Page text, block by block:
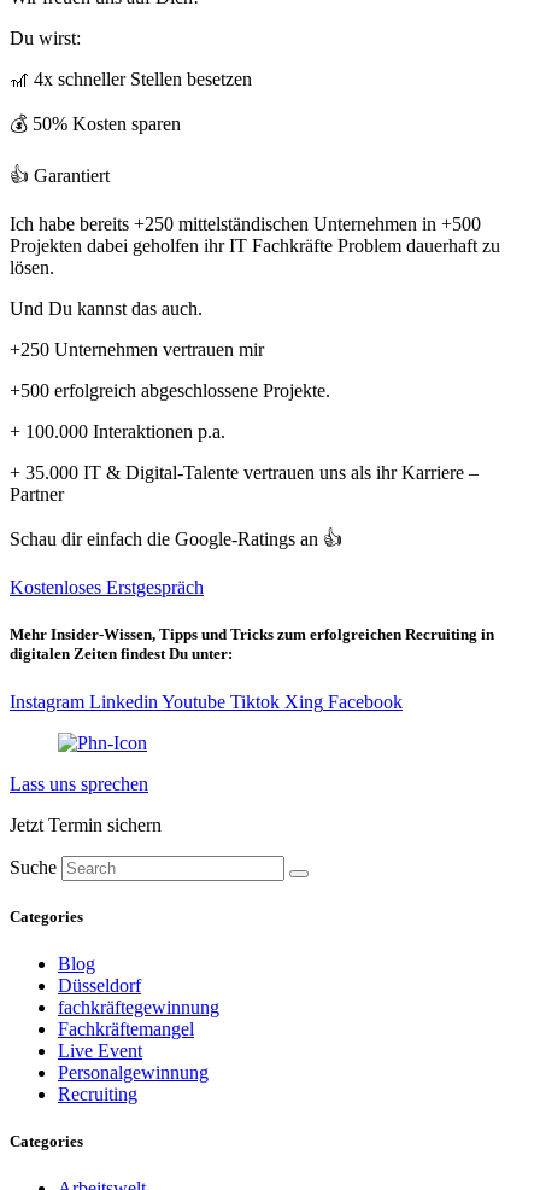
Du wirst:
🎢 4x schneller Stellen besetzen
💰 50% Kosten sparen
👍 Garantiert
Ich habe bereits +250 mittelständischen Unternehmen in +500
Projekten dabei geholfen ihr IT Fachkräfte Problem dauerhaft zu
lösen.
Und Du kannst das auch.
+250 Unternehmen vertrauen mir
+500 erfolgreich abgeschlossene Projekte.
+ 100.000 Interaktionen p.a.
+ 35.000 IT & Digital-Talente vertrauen uns als ihr Karriere –
Partner
Schau dir einfach die Google-Ratings an 👍
Kostenloses Erstgespräch
Mehr Insider-Wissen, Tipps und Tricks zum erfolgreichen Recruiting in
digitalen Zeiten findest Du unter:
Instagram Linkedin Youtube Tiktok Xing Facebook
Lass uns sprechen
Jetzt Termin sichern
Suche
Categories
Blog
Düsseldorf
fachkräftegewinnung
Fachkräftemangel
Live Event
Personalgewinnung
Recruiting
Categories